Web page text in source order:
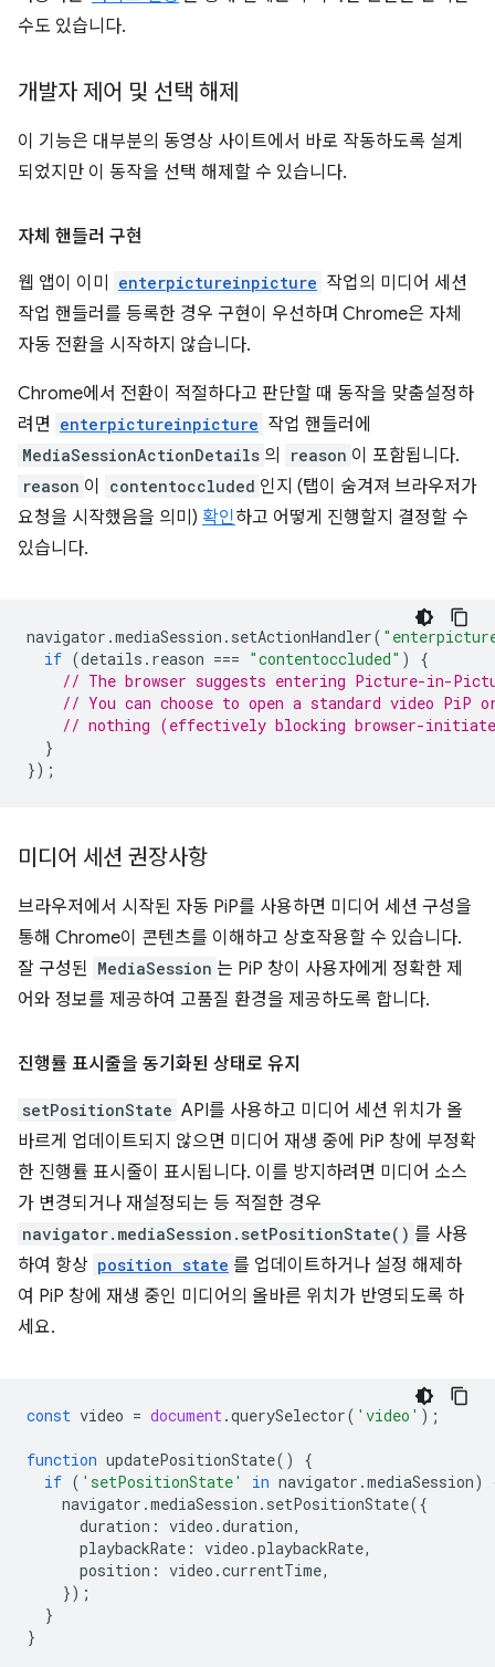
수도 있습니다.
개발자 제어 및 선택 해제
이 기능은 대부분의 동영상 사이트에서 바로 작동하도록 설계
되었지만 이 동작을 선택 해제할 수 있습니다.
자체 핸들러 구현
웹 앱이 이미 enterpictureinpicture 작업의 미디어 세션
작업 핸들러를 등록한 경우 구현이 우선하며 Chrome은 자체
자동 전환을 시작하지 않습니다.
Chrome에서 전환이 적절하다고 판단할 때 동작을 맞춤설정하
려면 enterpictureinpicture 작업 핸들러에
MediaSessionActionDetails 의 reason 이 포함됩니다.
reason 이 contentoccluded 인지 (탭이 숨겨져 브라우저가
요청을 시작했음을 의미) 확인하고 어떻게 진행할지 결정할 수
있습니다.
navigator .mediaSession . setActionHandler(
if (details . reason === "contentoccluded" )
{
// The browser suggests entering Picture-in-
// You can choose to open a standard video PiP
// nothing (effectively blocking browser-
}
});
미디어 세션 권장사항
브라우저에서 시작된 자동 PiP를 사용하면 미디어 세션 구성을
통해 Chrome이 콘텐츠를 이해하고 상호작용할 수 있습니다.
잘 구성된 MediaSession 는 PiP 창이 사용자에게 정확한 제
어와 정보를 제공하여 고품질 환경을 제공하도록 합니다.
진행률 표시줄을 동기화된 상태로 유지
setPositionState API를 사용하고 미디어 세션 위치가 올
바르게 업데이트되지 않으면 미디어 재생 중에 PiP 창에 부정확
한 진행률 표시줄이 표시됩니다. 이를 방지하려면 미디어 소스
가 변경되거나 재설정되는 등 적절한 경우
navigator.mediaSession.setPositionState() 를 사용
하여 항상 position state 를 업데이트하거나 설정 해제하
여 PiP 창에 재생 중인 미디어의 올바른 위치가 반영되도록 하
세요.
const video = document.querySelector( 'video' );
function updatePositionState()
{
if ( 'setPositionState' in navigator .mediaSession)
navigator .mediaSession . setPositionState({
duration : video .duration,
playbackRate : video .playbackRate,
position : video .currentTime,
});
}
}